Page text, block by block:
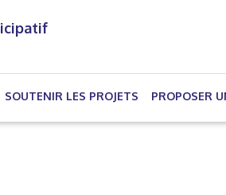
SOUTENIR LES PROJETS PROPOSER